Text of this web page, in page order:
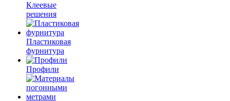
Клеевые
решения
Пластиковая
фурнитура
Профили